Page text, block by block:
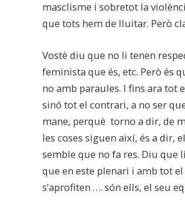
masclisme i sobretot la
que tots hem de lluitar. Però
Vostè diu que no li tenen
feminista que és, etc. Però és
no amb paraules. I fins ara tot
sinó tot el contrari, a no ser
mane, perquè torno a dir, de
les coses siguen així, és a dir,
semble que no fa res. Diu que
que en este plenari i amb tot
s’aprofiten …. són ells, el seu